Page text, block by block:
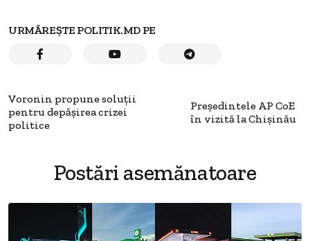
URMĂREȘTE POLITIK.MD PE
Voronin propune soluţii
pentru depăşirea crizei
politice
Preşedintele AP CoE
în vizită la Chişinău
Postări asemănatoare